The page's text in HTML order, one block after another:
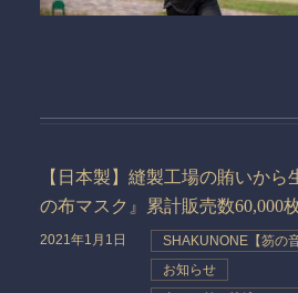
【日本製】縫製工場の賄いから
の布マスク』累計販売数60,000
2021年1月1日
SHAKUNONE【笏の
お知らせ